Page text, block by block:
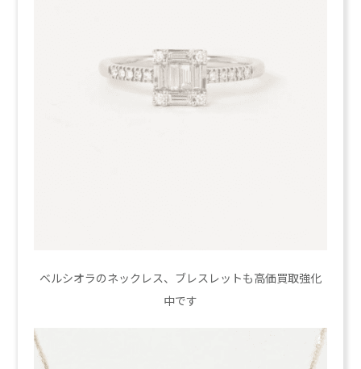
ベルシオラのネックレス、ブレスレットも高価買取強化
中です